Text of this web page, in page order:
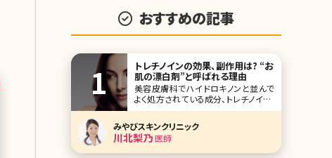
おすすめの記事
トレチノインの効果、副作用は? “お
肌の漂白剤”と呼ばれる理由
美容皮膚科でハイドロキノンと並んで
よく処方されている成分、トレチノイン。
この2つの成分はシミや肝斑、ニキビ跡
み合わせです。ハイドロキノンは「肌の
漂白剤」とも呼ばれるほど美白効果が
高い成分として有名ですが、トレチノイ
みやびスキンクリニック
川北梨乃医師